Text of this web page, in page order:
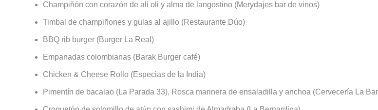
Champiñón con corazón de ali oli y alma de langostino (Merydajes bar de vinos)
Timbal de champiñones y gulas al ajillo (Restaurante Dúo)
BBQ rib burger (Burger La Real)
Empanadas colombianas (Barak Burger café)
Chicken & Cheese Rollo (Especias de la India)
Pimentín de bacalao (La Parada 33), Rosca marinera de ensaladilla y anchoa (Cervecería La